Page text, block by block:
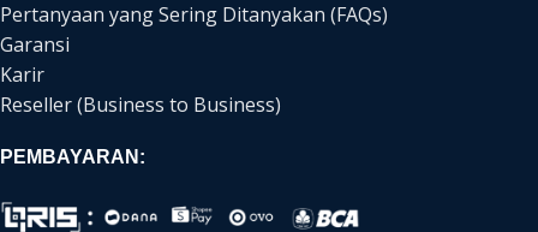
Pertanyaan yang Sering Ditanyakan (FAQs)
Garansi
Karir
Reseller (Business to Business)
PEMBAYARAN: